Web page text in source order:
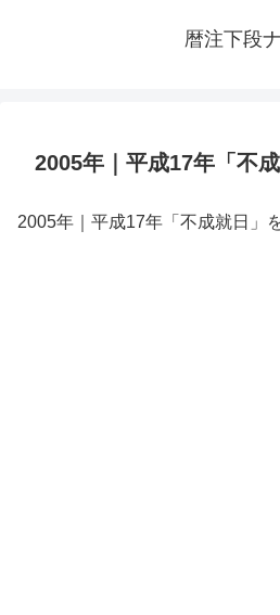
暦注下段
2005年｜平成17年「不
2005年｜平成17年「不成就日」